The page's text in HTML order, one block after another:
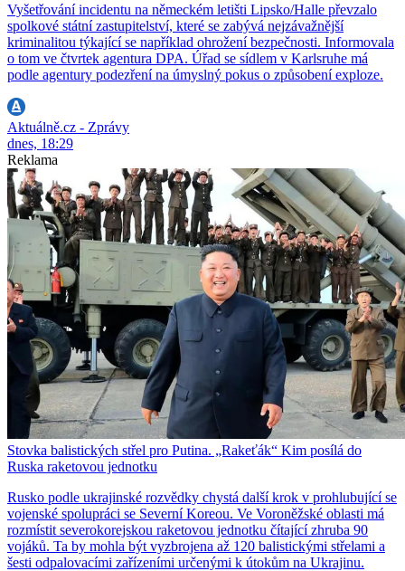
Vyšetřování incidentu na německém letišti Lipsko/Halle převzalo
spolkové státní zastupitelství, které se zabývá nejzávažnější
kriminalitou týkající se například ohrožení bezpečnosti. Informovala
o tom ve čtvrtek agentura DPA. Úřad se sídlem v Karlsruhe má
podle agentury podezření na úmyslný pokus o způsobení exploze.
Aktuálně.cz - Zprávy
dnes, 18:29
Reklama
Stovka balistických střel pro Putina. „Rakeťák“ Kim posílá do
Ruska raketovou jednotku
Rusko podle ukrajinské rozvědky chystá další krok v prohlubující se
vojenské spolupráci se Severní Koreou. Ve Voroněžské oblasti má
rozmístit severokorejskou raketovou jednotku čítající zhruba 90
vojáků. Ta by mohla být vyzbrojena až 120 balistickými střelami a
šesti odpalovacími zařízeními určenými k útokům na Ukrajinu.